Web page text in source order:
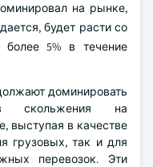
на рынке,
будет расти со
5% в течение
доминировать
скольжения на
выступая в качестве
грузовых, так и для
перевозок. Эти